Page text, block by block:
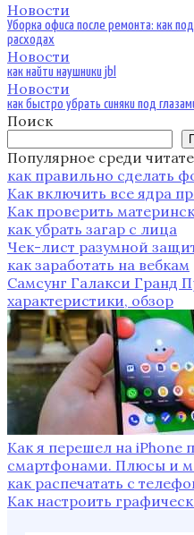
Новости
Уборка офиса после ремонта: как
расходах
Новости
как найти наушники jbl
Новости
как быстро убрать синяки под
Поиск
Популярное среди
как правильно сделать
Как включить все ядра
Как проверить
как убрать загар с лица
Чек-лист разумной
как заработать на вебкам
Самсунг Галакси Гранд
характеристики, обзор
Как я перешел на iPhone
смартфонами. Плюсы и
как распечатать с
Как настроить